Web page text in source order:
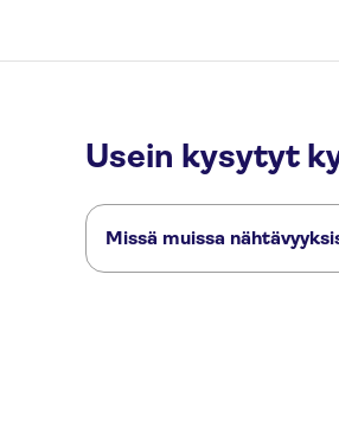
Usein kysytyt
Missä muissa